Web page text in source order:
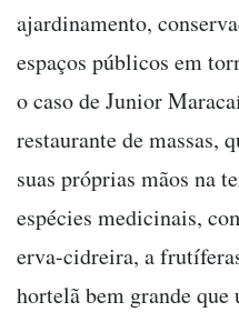
ajardinamento,
espaços públicos em
o caso de Junior
restaurante de massas,
suas próprias mãos na
espécies medicinais,
erva-cidreira, a
hortelã bem grande que